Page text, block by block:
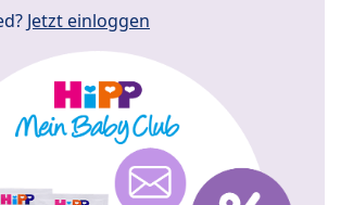
Jetzt einloggen